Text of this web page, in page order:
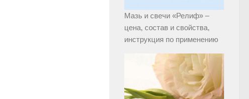
Мазь и свечи «Релиф» –
цена, состав и свойства,
инструкция по применению